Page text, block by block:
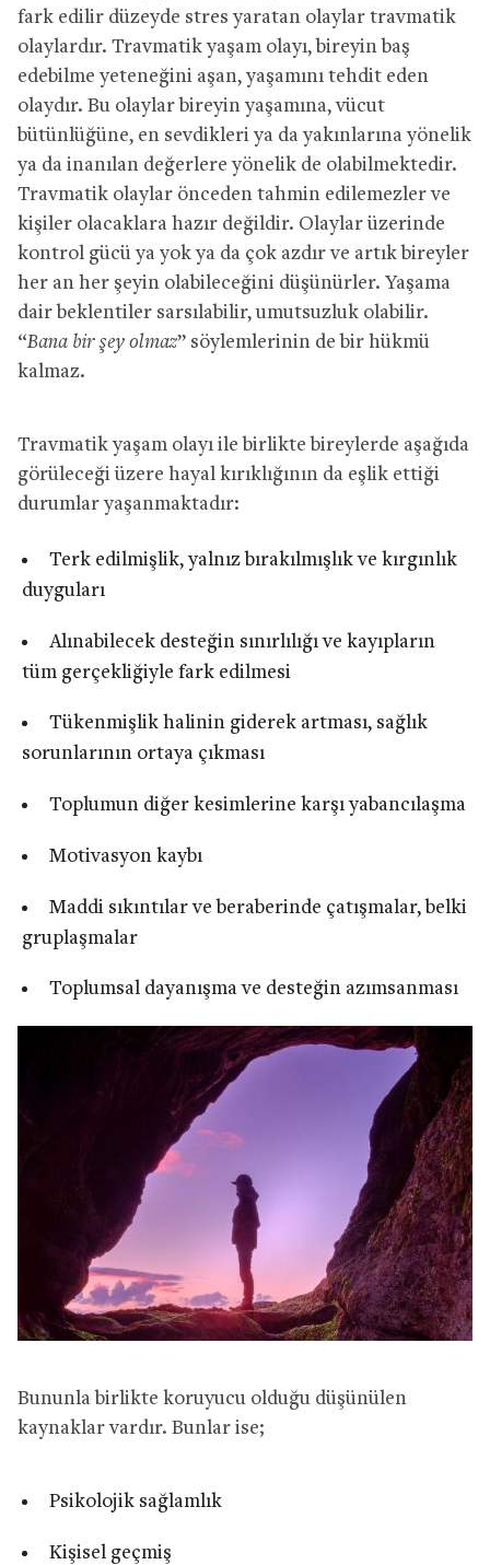
fark edilir düzeyde stres yaratan olaylar travmatik
olaylardır. Travmatik yaşam olayı, bireyin baş
edebilme yeteneğini aşan, yaşamını tehdit eden
olaydır. Bu olaylar bireyin yaşamına, vücut
bütünlüğüne, en sevdikleri ya da yakınlarına yönelik
ya da inanılan değerlere yönelik de olabilmektedir.
Travmatik olaylar önceden tahmin edilemezler ve
kişiler olacaklara hazır değildir. Olaylar üzerinde
kontrol gücü ya yok ya da çok azdır ve artık bireyler
her an her şeyin olabileceğini düşünürler. Yaşama
dair beklentiler sarsılabilir, umutsuzluk olabilir.
“Bana bir şey olmaz” söylemlerinin de bir hükmü
kalmaz.
Travmatik yaşam olayı ile birlikte bireylerde aşağıda
görüleceği üzere hayal kırıklığının da eşlik ettiği
durumlar yaşanmaktadır:
Terk edilmişlik, yalnız bırakılmışlık ve kırgınlık
duyguları
Alınabilecek desteğin sınırlılığı ve kayıpların
tüm gerçekliğiyle fark edilmesi
Tükenmişlik halinin giderek artması, sağlık
sorunlarının ortaya çıkması
Toplumun diğer kesimlerine karşı yabancılaşma
Motivasyon kaybı
Maddi sıkıntılar ve beraberinde çatışmalar, belki
gruplaşmalar
Toplumsal dayanışma ve desteğin azımsanması
Bununla birlikte koruyucu olduğu düşünülen
kaynaklar vardır. Bunlar ise;
Psikolojik sağlamlık
Kişisel geçmiş